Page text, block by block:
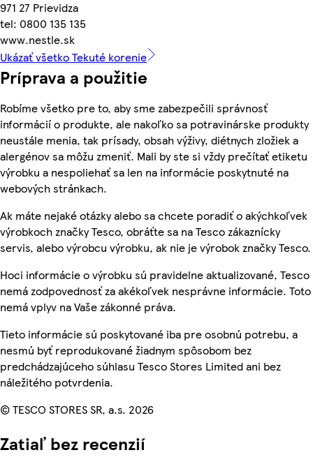
971 27 Prievidza
tel: 0800 135 135
www.nestle.sk
Ukázať všetko Tekuté korenie
Príprava a použitie
Robíme všetko pre to, aby sme zabezpečili správnosť
informácií o produkte, ale nakoľko sa potravinárske produkty
neustále menia, tak prísady, obsah výživy, diétnych zložiek a
alergénov sa môžu zmeniť. Mali by ste si vždy prečítať etiketu
výrobku a nespoliehať sa len na informácie poskytnuté na
webových stránkach.
Ak máte nejaké otázky alebo sa chcete poradiť o akýchkoľvek
výrobkoch značky Tesco, obráťte sa na Tesco zákaznícky
servis, alebo výrobcu výrobku, ak nie je výrobok značky Tesco.
Hoci informácie o výrobku sú pravidelne aktualizované, Tesco
nemá zodpovednosť za akékoľvek nesprávne informácie. Toto
nemá vplyv na Vaše zákonné práva.
Tieto informácie sú poskytované iba pre osobnú potrebu, a
nesmú byť reprodukované žiadnym spôsobom bez
predchádzajúceho súhlasu Tesco Stores Limited ani bez
náležitého potvrdenia.
© TESCO STORES SR, a.s. 2026
Zatiaľ bez recenzií